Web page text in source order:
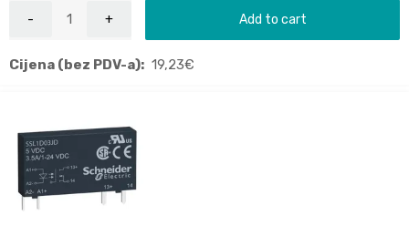
Add to cart
Cijena (bez PDV-a): 19,23€